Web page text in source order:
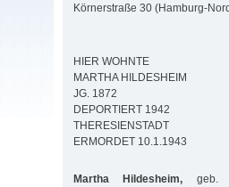
Körnerstraße 30 (Hamburg-
HIER WOHNTE
MARTHA HILDESHEIM
JG. 1872
DEPORTIERT 1942
THERESIENSTADT
ERMORDET 10.1.1943
Martha Hildesheim, geb.